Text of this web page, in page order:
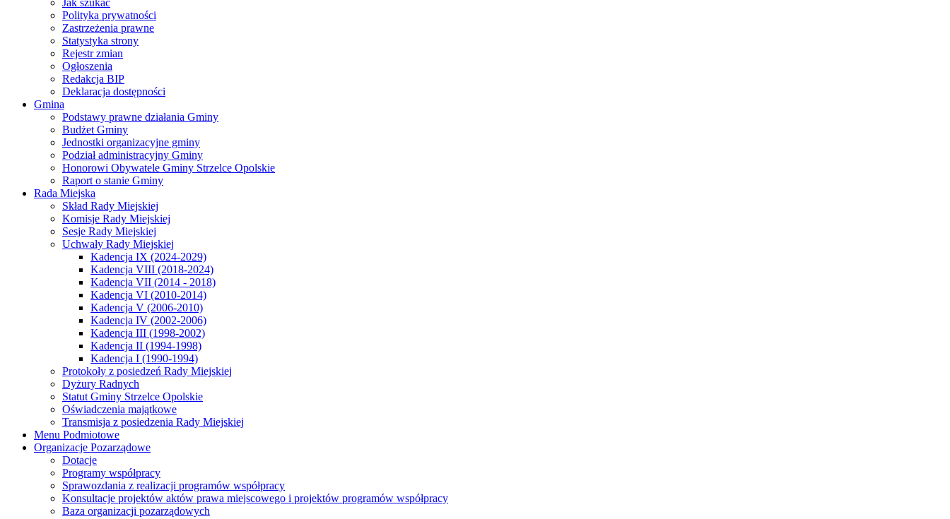
Jak szukać
Polityka prywatności
Zastrzeżenia prawne
Statystyka strony
Rejestr zmian
Ogłoszenia
Redakcja BIP
Deklaracja dostępności
Gmina
Podstawy prawne działania Gminy
Budżet Gminy
Jednostki organizacyjne gminy
Podział administracyjny Gminy
Honorowi Obywatele Gminy Strzelce Opolskie
Raport o stanie Gminy
Rada Miejska
Skład Rady Miejskiej
Komisje Rady Miejskiej
Sesje Rady Miejskiej
Uchwały Rady Miejskiej
Kadencja IX (2024-2029)
Kadencja VIII (2018-2024)
Kadencja VII (2014 - 2018)
Kadencja VI (2010-2014)
Kadencja V (2006-2010)
Kadencja IV (2002-2006)
Kadencja III (1998-2002)
Kadencja II (1994-1998)
Kadencja I (1990-1994)
Protokoły z posiedzeń Rady Miejskiej
Dyżury Radnych
Statut Gminy Strzelce Opolskie
Oświadczenia majątkowe
Transmisja z posiedzenia Rady Miejskiej
Menu Podmiotowe
Organizacje Pozarządowe
Dotacje
Programy współpracy
Sprawozdania z realizacji programów współpracy
Konsultacje projektów aktów prawa miejscowego i projektów programów współpracy
Baza organizacji pozarządowych